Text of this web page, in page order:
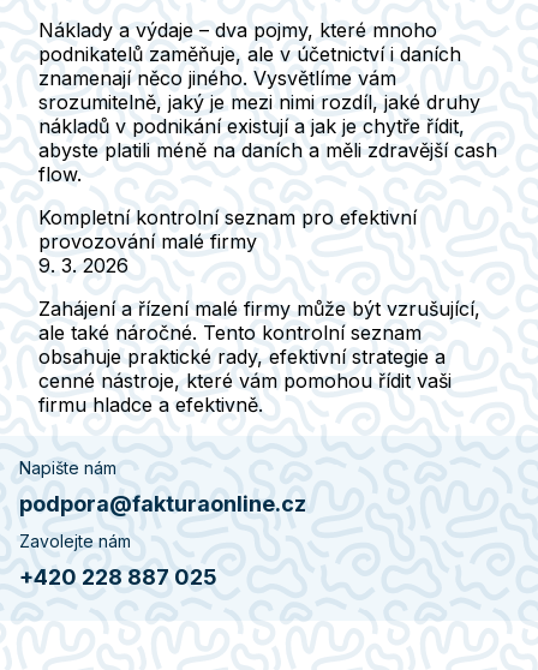
Náklady a výdaje – dva pojmy, které mnoho
podnikatelů zaměňuje, ale v účetnictví i daních
znamenají něco jiného. Vysvětlíme vám
srozumitelně, jaký je mezi nimi rozdíl, jaké druhy
nákladů v podnikání existují a jak je chytře řídit,
abyste platili méně na daních a měli zdravější cash
flow.
Kompletní kontrolní seznam pro efektivní
provozování malé firmy
9. 3. 2026
Zahájení a řízení malé firmy může být vzrušující,
ale také náročné. Tento kontrolní seznam
obsahuje praktické rady, efektivní strategie a
cenné nástroje, které vám pomohou řídit vaši
firmu hladce a efektivně.
Napište nám
podpora@fakturaonline.cz
Zavolejte nám
+420 228 887 025